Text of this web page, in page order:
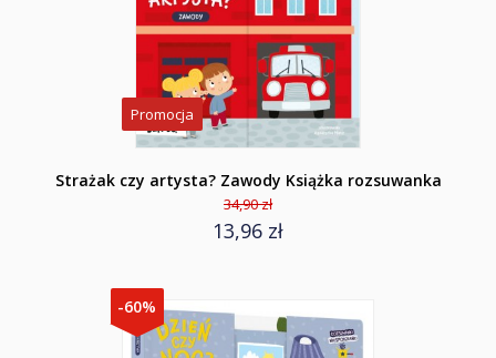
Promocja
Strażak czy artysta? Zawody Książka rozsuwanka
34,90 zł
13,96 zł
-60%